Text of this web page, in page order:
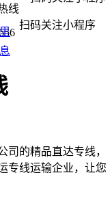
线
扫码关注小程序
司的精品直达专线，
专线运输企业，让您